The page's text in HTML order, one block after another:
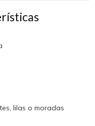
lilas o moradas